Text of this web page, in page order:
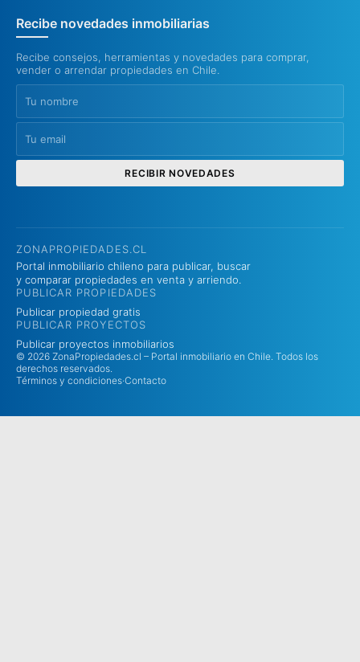
Recibe novedades inmobiliarias
Recibe consejos, herramientas y novedades para comprar,
vender o arrendar propiedades en Chile.
RECIBIR NOVEDADES
ZONAPROPIEDADES.CL
Portal inmobiliario chileno para publicar, buscar
y comparar propiedades en venta y arriendo.
PUBLICAR PROPIEDADES
Publicar propiedad gratis
PUBLICAR PROYECTOS
Publicar proyectos inmobiliarios
© 2026 ZonaPropiedades.cl – Portal inmobiliario en Chile. Todos los
derechos reservados.
Términos y condiciones·Contacto